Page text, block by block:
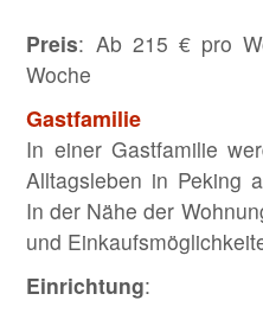
Preis: Ab 215 € pro
Woche
Gastfamilie
In einer Gastfamilie
Alltagsleben in Peking
In der Nähe der
und
Einrichtung: